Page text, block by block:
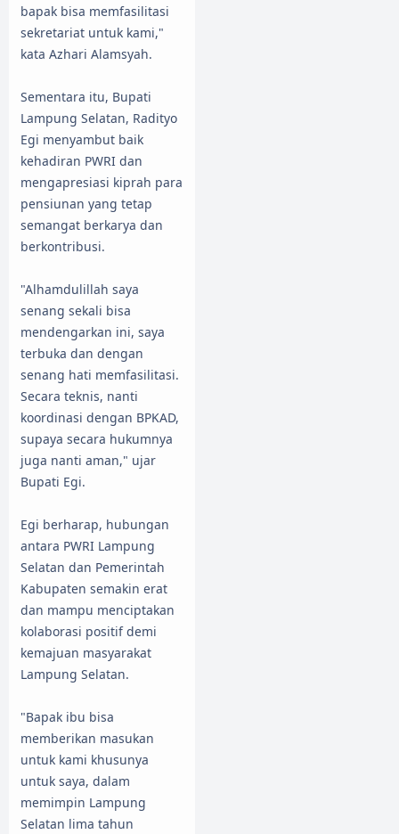
bapak bisa memfasilitasi
sekretariat untuk kami,"
kata Azhari Alamsyah.
Sementara itu, Bupati
Lampung Selatan, Radityo
Egi menyambut baik
kehadiran PWRI dan
mengapresiasi kiprah para
pensiunan yang tetap
semangat berkarya dan
berkontribusi.
"Alhamdulillah saya
senang sekali bisa
mendengarkan ini, saya
terbuka dan dengan
senang hati memfasilitasi.
Secara teknis, nanti
koordinasi dengan BPKAD,
supaya secara hukumnya
juga nanti aman," ujar
Bupati Egi.
Egi berharap, hubungan
antara PWRI Lampung
Selatan dan Pemerintah
Kabupaten semakin erat
dan mampu menciptakan
kolaborasi positif demi
kemajuan masyarakat
Lampung Selatan.
"Bapak ibu bisa
memberikan masukan
untuk kami khusunya
untuk saya, dalam
memimpin Lampung
Selatan lima tahun